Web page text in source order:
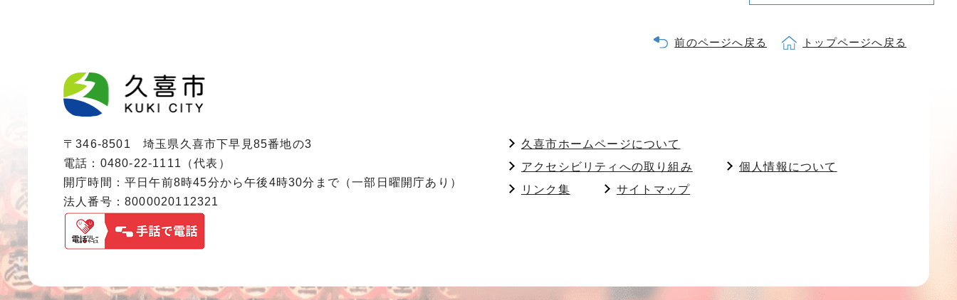
前のページへ戻る トップページへ戻る
〒346-8501 埼玉県久喜市下早見85番地の3
電話：0480-22-1111（代表）
開庁時間：平日午前8時45分から午後4時30分まで（一部日曜開庁あり）
法人番号：8000020112321
久喜市ホームページについて
アクセシビリティへの取り組み
個人情報について
リンク集
サイトマップ